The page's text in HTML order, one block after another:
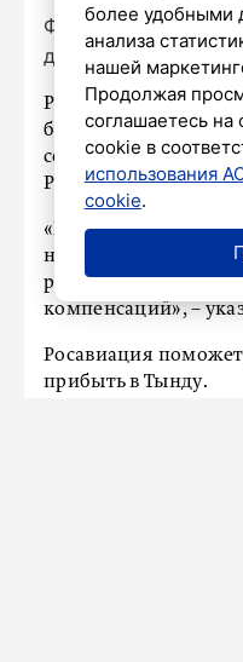
Фото: Роман
дневник»
Родственникам
будет оказана
сообщает 24 июля
РФ.
«Родственникам
необходимая
работа по
компенсаций», –
Росавиация
прибыть в Тынду.
более удобными
анализа
нашей
Продолжая
соглашаетесь на
cookie в
использования
cookie.